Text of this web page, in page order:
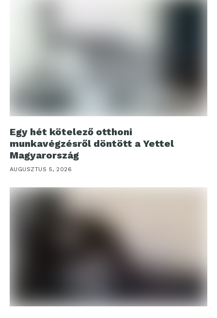
Egy hét kötelező otthoni
munkavégzésről döntött a Yettel
Magyarország
AUGUSZTUS 5, 2026